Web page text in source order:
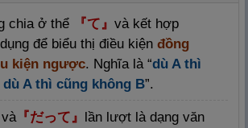
chia ở thể 『て 』 và kết hợp
để biểu thị điều kiện đồng
kiện ngược. Nghĩa là “dù A thì
dù A thì cũng không B”.
và『だって』 lầnlượt làdạng văn